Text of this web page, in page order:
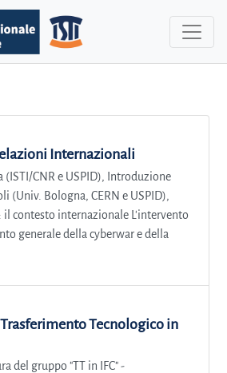
Internazionali
(ISTI/CNR e USPID), Introduzione
(Univ. Bologna, CERN e USPID),
il contesto internazionale L'intervento
generale della cyberwar e della
Tecnologico in
del gruppo "TT in IFC" -